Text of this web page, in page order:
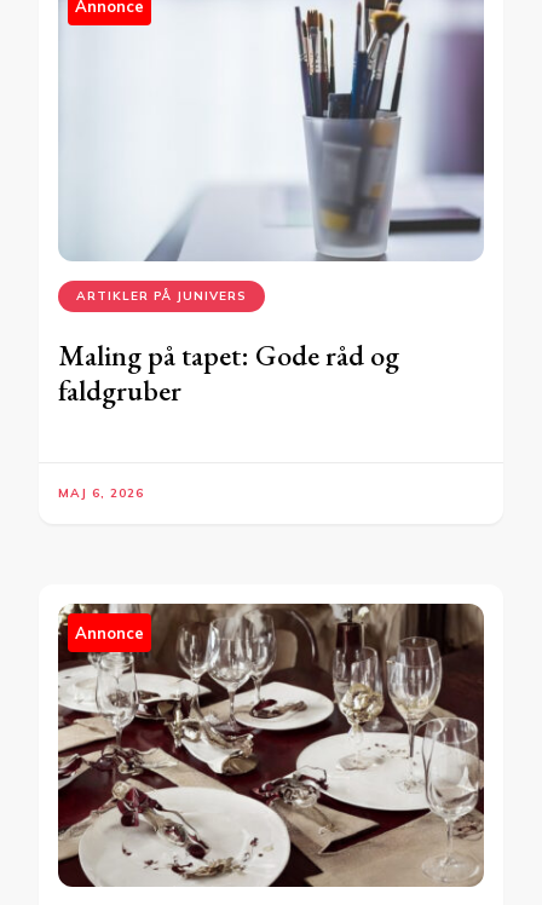
Annonce
ARTIKLER PÅ JUNIVERS
Maling på tapet: Gode råd og
faldgruber
MAJ 6, 2026
Annonce